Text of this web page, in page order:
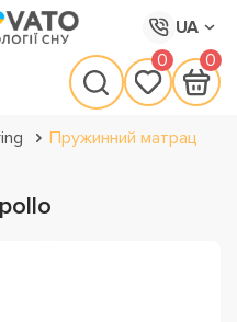
UA
0 0
Пружинний матрац